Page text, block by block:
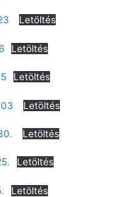
Letöltés
Letöltés
Letöltés
Letöltés
Letöltés
Letöltés
Letöltés